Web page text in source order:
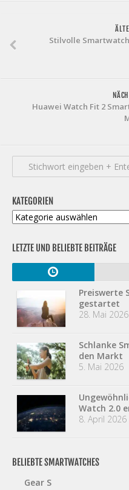
Stilvolle
Huawei Watch Fit 2
KATEGORIEN
Kategorien
LETZTE UND BELIEBTE BEITRÄGE
Preiswerte
gestartet
28. Mai 2026
Schlanke
den Markt
5. Mai 2026
Watch 2.0
8. April 2026
BELIEBTE SMARTWATCHES
Gear S